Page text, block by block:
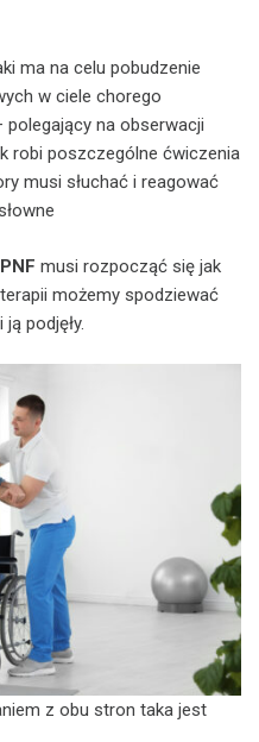
ma na celu pobudzenie
w ciele chorego
na obserwacji
robi poszczególne ćwiczenia
musi słuchać i reagować
musi rozpocząć się jak
możemy spodziewać
podjęły.
z obu stron taka jest